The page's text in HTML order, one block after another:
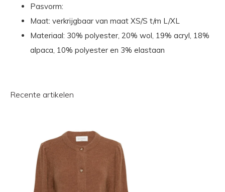
Pasvorm:
Maat: verkrijgbaar van maat XS/S t/m L/XL
Materiaal: 30% polyester, 20% wol, 19% acryl, 18%
alpaca, 10% polyester en 3% elastaan
Recente artikelen